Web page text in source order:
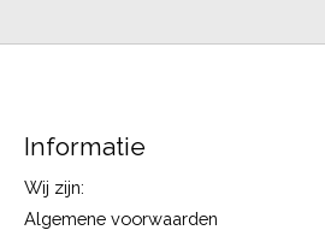
Informatie
Wij zijn:
Algemene voorwaarden